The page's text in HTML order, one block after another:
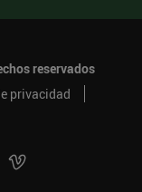
reservados
privacidad